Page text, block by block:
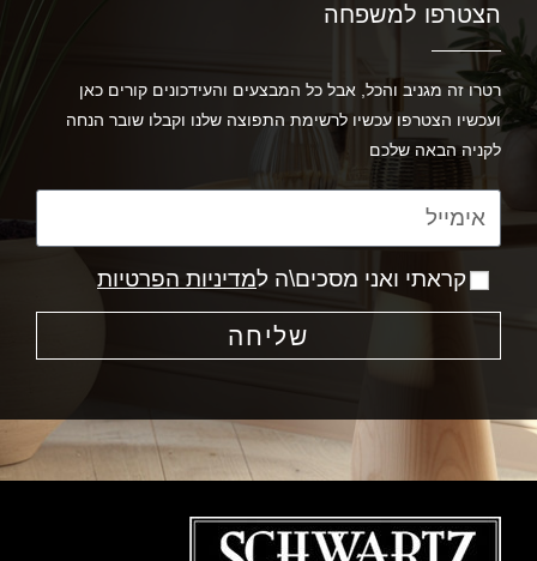
הצטרפו למשפחה
רטרו זה מגניב והכל, אבל כל המבצעים והעידכונים קורים כאן
ועכשיו הצטרפו עכשיו לרשימת התפוצה שלנו וקבלו שובר הנחה
לקניה הבאה שלכם
קראתי ואני מסכים\ה למדיניות הפרטיות
שליחה